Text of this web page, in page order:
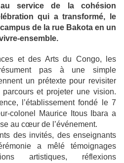
service de la cohésion
qui a transformé, le
de la rue Bakota en un
ensemble.
et des Arts du Congo, les
pas à une simple
un prétexte pour revisiter
et projeter une vision.
l’établissement fondé le 7
colonel Maurice Itous Ibara a
au cœur de l’événement.
des invités, des enseignants
a mêlé témoignages
artistiques, réflexions